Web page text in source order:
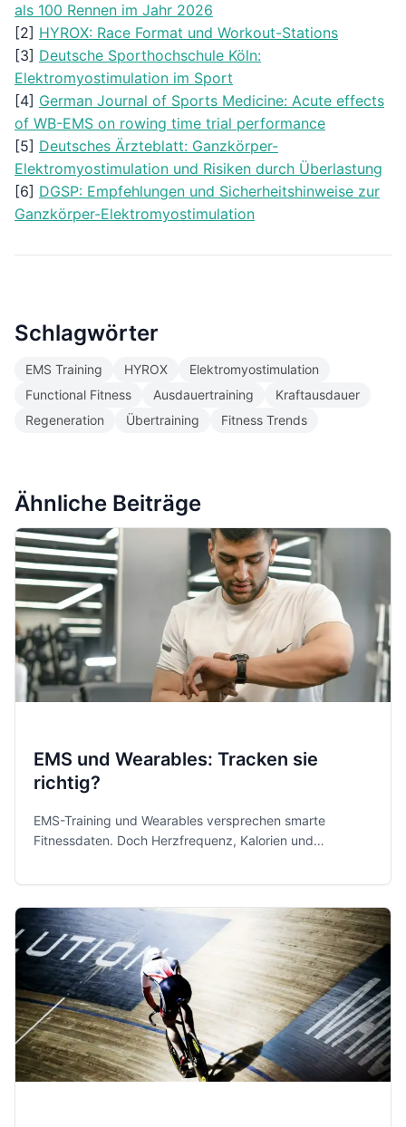
als 100 Rennen im Jahr 2026
[2] HYROX: Race Format und Workout-Stations
[3] Deutsche Sporthochschule Köln:
Elektromyostimulation im Sport
[4] German Journal of Sports Medicine: Acute effects
of WB-EMS on rowing time trial performance
[5] Deutsches Ärzteblatt: Ganzkörper-
Elektromyostimulation und Risiken durch Überlastung
[6] DGSP: Empfehlungen und Sicherheitshinweise zur
Ganzkörper-Elektromyostimulation
Schlagwörter
EMS Training HYROX
Elektromyostimulation
Functional Fitness
Ausdauertraining
Kraftausdauer
Regeneration
Übertraining Fitness Trends
Ähnliche Beiträge
EMS und Wearables: Tracken sie
richtig?
EMS-Training und Wearables versprechen smarte
Fitnessdaten. Doch Herzfrequenz, Kalorien und